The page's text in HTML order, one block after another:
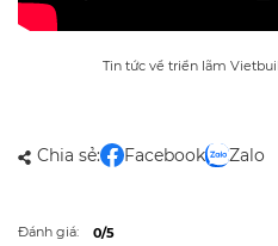
Tin tức về triển lãm
Chia sẻ: Facebook Zalo
Đánh giá: 0/5